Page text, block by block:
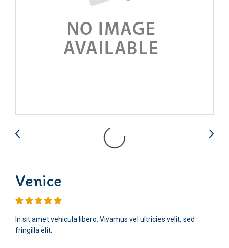
Venice
In sit amet vehicula libero. Vivamus vel ultricies velit, sed
fringilla elit.